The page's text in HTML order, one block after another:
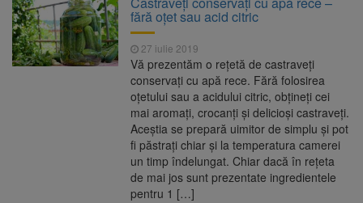
Ormeniș
6 august 2026
AUR a lansat platforma
suspeND.ro pentru urmărirea inițiativei de
suspendare a președintelui Nicușor Dan
6 august 2026
Înalta Curte analizează
dosarul lui Călin Georgescu și Horațiu Potra.
Judecătorii decid dacă începe procesul
Strategia națională pentru
biodiversitate 2026-2030, adoptată de Senat.
Proiectul merge la promulgare
fără oțet sau acid citric
27 iulie 2019
Vă prezentăm o rețetă de castraveți
conservați cu apă rece. Fără folosirea
oțetului sau a acidului citric, obțineți cei
mai aromați, crocanți și delicioși castraveți.
Aceștia se prepară uimitor de simplu și pot
fi păstrați chiar și la temperatura camerei
un timp îndelungat. Chiar dacă în rețeta
de mai jos sunt prezentate ingredientele
pentru 1 […]